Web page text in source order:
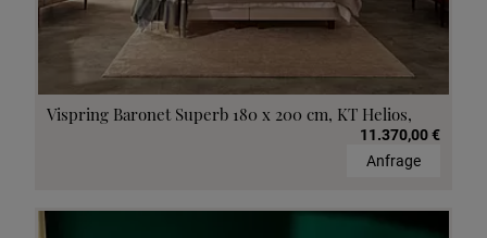
Vispring Baronet Superb 180 x 200 cm, KT Helios,
11.370,00 €
Anfrage